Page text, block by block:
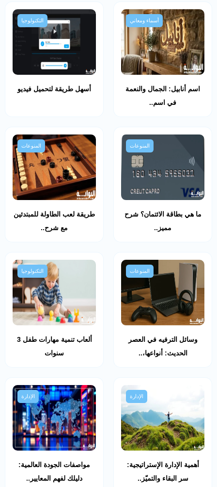
أسماء ومعاني
اسم أنابيل: الجمال والنعمة
في اسم..
التكنولوجيا
أسهل طريقة لتحميل فيديو
المنوعات
ما هي بطاقة الائتمان؟ شرح
مميز..
المنوعات
طريقة لعب الطاولة للمبتدئين
مع شرح..
المنوعات
وسائل الترفيه في العصر
الحديث: أنواعها،..
التكنولوجيا
ألعاب تنمية مهارات طفل 3
سنوات
الإدارة
أهمية الإدارة الإستراتيجية:
سر البقاء والتميّز..
الإدارة
مواصفات الجودة العالمية:
دليلك لفهم المعايير..